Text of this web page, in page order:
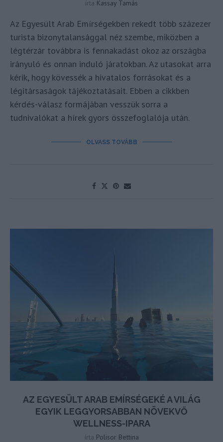
írta Kassay Tamás
Az Egyesült Arab Emírségekben rekedt több százezer
turista bizonytalansággal néz szembe, miközben a
légtérzár továbbra is fennakadást okoz az országba
irányuló és onnan induló járatokban. Az utasokat arra
kérik, hogy kövessék a hivatalos forrásokat és a
légitársaságok tájékoztatásait. Ebben a cikkben
kérdés-válasz formájában vesszük sorra a
tudnivalókat a hírek gyors összefoglalója után.
OLVASS TOVÁBB
AZ EGYESÜLT ARAB EMÍRSÉGEKÉ A VILÁG
EGYIK LEGGYORSABBAN NÖVEKVŐ
WELLNESS-IPARA
írta Polisor Bettina